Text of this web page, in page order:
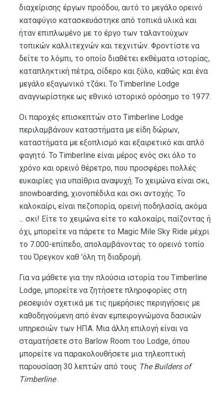
διαχείρισης έργων προόδου, αυτό το μεγάλο ορεινό
καταφύγιο κατασκευάστηκε από τοπικά υλικά και
ήταν επιπλωμένο με το έργο των ταλαντούχων
τοπικών καλλιτεχνών και τεχνιτών. Φροντίστε να
δείτε το λόμπι, το οποίο διαθέτει εκθέματα ιστορίας,
καταπληκτική πέτρα, σίδερο και ξύλο, καθώς και ένα
μεγάλο εξαγωνικό τζάκι. Το Timberline Lodge
αναγνωρίστηκε ως εθνικό ιστορικό ορόσημο το 1977.
Οι παροχές επισκεπτών στο Timberline Lodge
περιλαμβάνουν καταστήματα με είδη δώρων,
καταστήματα με εξοπλισμό και εξαιρετικό και απλό
φαγητό. Το Timberline είναι μέρος ενός σκι όλο το
χρόνο και ορεινό θέρετρο, που προσφέρει πολλές
ευκαιρίες για υπαίθρια αναψυχή. Το χειμώνα είναι σκι,
snowboarding, χιονοπέδιλα και σκι αντοχής. Το
καλοκαίρι, είναι πεζοπορία, ορεινή ποδηλασία, ακόμα
... σκι! Είτε το χειμώνα είτε το καλοκαίρι, παίζοντας ή
όχι, μπορείτε να πάρετε το Magic Mile Sky Ride μέχρι
το 7.000-επίπεδο, απολαμβάνοντας το ορεινό τοπίο
του Όρεγκον καθ 'όλη τη διαδρομή.
Για να μάθετε για την πλούσια ιστορία του Timberline
Lodge, μπορείτε να ζητήσετε πληροφορίες στη
ρεσεψιόν σχετικά με τις ημερήσιες περιηγήσεις με
καθοδηγούμενη από έναν εμπειρογνώμονα δασικών
υπηρεσιών των ΗΠΑ. Μια άλλη επιλογή είναι να
σταματήσετε στο Barlow Room του Lodge, όπου
μπορείτε να παρακολουθήσετε μια τηλεοπτική
παρουσίαση 30 λεπτών από τους The Builders of
Timberline.